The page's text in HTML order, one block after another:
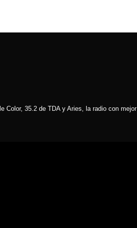
Color, 35.2 de TDA y Aries, la radio con mejor